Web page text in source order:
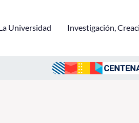
Universidad Investigación,